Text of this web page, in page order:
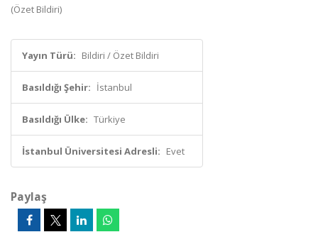
(Özet Bildiri)
Yayın Türü: Bildiri / Özet Bildiri
Basıldığı Şehir: İstanbul
Basıldığı Ülke: Türkiye
İstanbul Üniversitesi Adresli: Evet
Paylaş